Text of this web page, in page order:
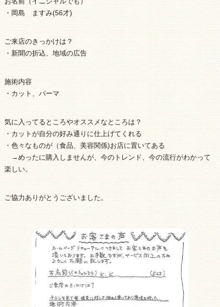
・岡島 ますみ(56才)
ご来店のきっかけは？
・新聞の折込、地域の広告
施術内容
・カット、パーマ
気に入ってるところやオススメなところは？
・カットが自分の好み通りに仕上げてくれる
・色々なものが（食品、美容関係)お店に置いてある
→めったに購入しませんが、今のトレンド、今の流行がわかって
楽しい。
ご協力ありがとうございました。